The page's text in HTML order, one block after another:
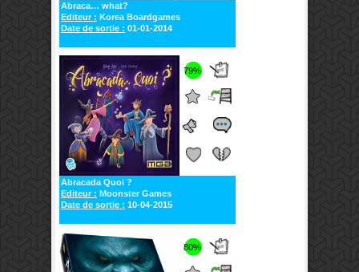
Abraca… what?
Editeur : Korea Boardgames
Date de sortie : 01-01-2014
79%
Abracada Quoi ?
Editeur : Moonster Games
Date de sortie : 10-04-2015
80%